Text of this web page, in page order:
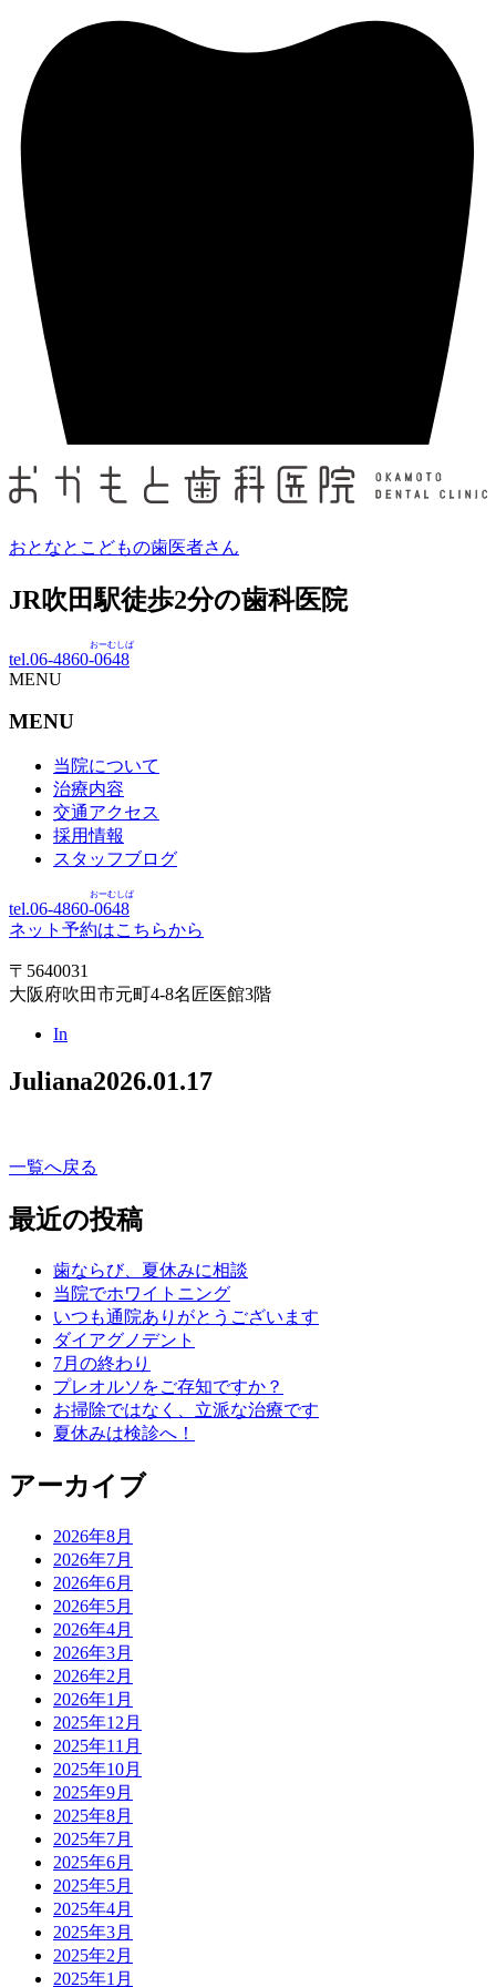
おとなとこどもの歯医者さん
JR吹田駅徒歩2分の歯科医院
tel.06-4860-0648
おーむしば
MENU
MENU
当院について
治療内容
交通アクセス
採用情報
スタッフブログ
tel.06-4860-0648
おーむしば
ネット予約はこちらから
〒5640031
大阪府吹田市元町4-8名匠医館3階
In
Juliana2026.01.17
一覧へ戻る
最近の投稿
歯ならび、夏休みに相談
当院でホワイトニング
いつも通院ありがとうございます
ダイアグノデント
7月の終わり
プレオルソをご存知ですか？
お掃除ではなく、立派な治療です
夏休みは検診へ！
アーカイブ
2026年8月
2026年7月
2026年6月
2026年5月
2026年4月
2026年3月
2026年2月
2026年1月
2025年12月
2025年11月
2025年10月
2025年9月
2025年8月
2025年7月
2025年6月
2025年5月
2025年4月
2025年3月
2025年2月
2025年1月